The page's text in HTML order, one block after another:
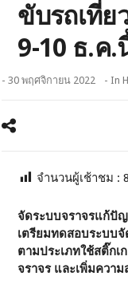
ขับรถเที่ย
9-10 ธ.ค.
- 30 พฤศจิกายน 2022 - In
จำนวนผู้เช้าชม :
จัดระบบจราจรแก้ปั
เตรียมทดสอบระบบ
ตามประเภทใช้สติ๊กเ
จราจร และเพิ่มควา